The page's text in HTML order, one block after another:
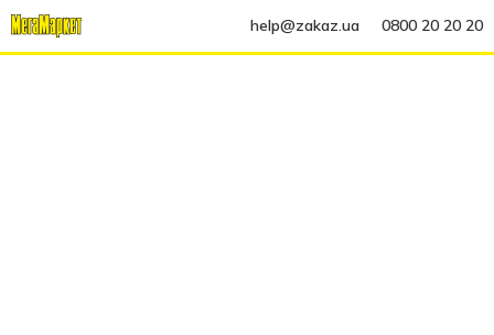
help@zakaz.ua 0800 20 20 20